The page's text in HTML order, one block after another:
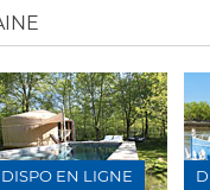
DISPO EN LIGNE